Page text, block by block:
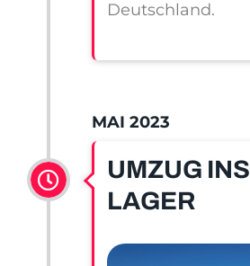
Deutschland.
MAI 2023
UMZUG
LAGER